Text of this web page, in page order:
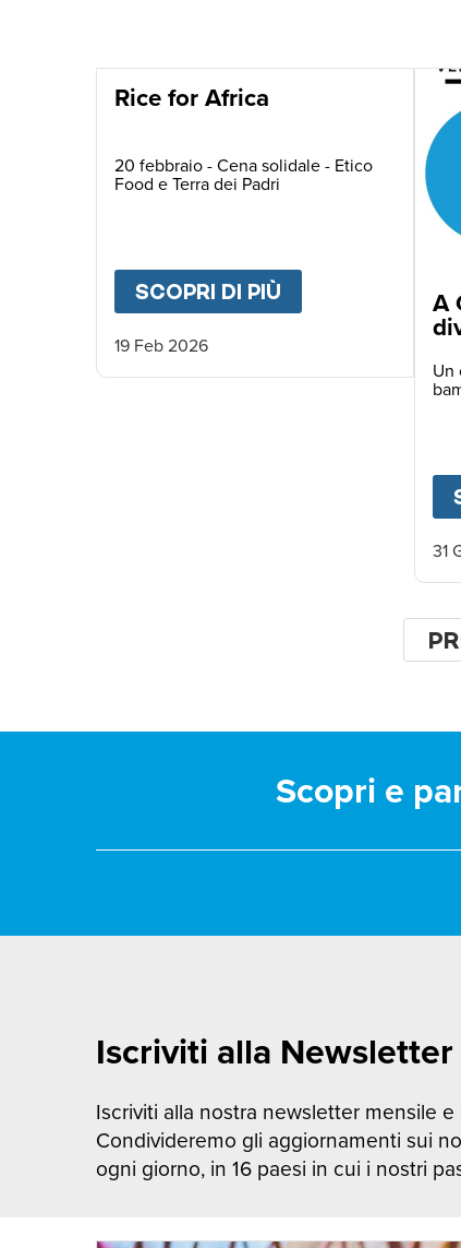
Rice for Africa
20 febbraio - Cena solidale - Etico
Food e Terra dei Padri
SCOPRI DI PIÙ RICE
19 Feb 2026
A
Un
31
Scopri e
Iscriviti alla Newsletter
Iscriviti alla nostra newsletter mensile
Condivideremo gli aggiornamenti sui
ogni giorno, in 16 paesi in cui i nostri